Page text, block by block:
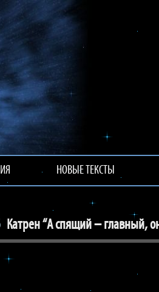
НОВЫЕ ТЕКСТЫ
Катрен “А спящий – главный,